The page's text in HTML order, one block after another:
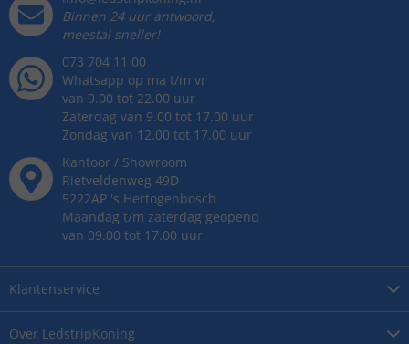
Over LedstripKoning
Klantenservice
Binnen 24 uur antwoord,
meestal sneller!
073 704 11 00
Whatsapp op ma t/m vr
van 9.00 tot 22.00 uur
Zaterdag van 9.00 tot 17.00 uur
Zondag van 12.00 tot 17.00 uur
Kantoor / Showroom
Rietveldenweg 49D
5222AP 's Hertogenbosch
Maandag t/m zaterdag geopend
van 09.00 tot 17.00 uur